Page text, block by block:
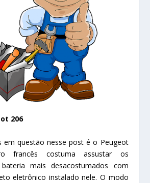
206
em questão nesse post é o Peugeot
francês costuma assustar os
mais desacostumados com
eletrônico instalado nele. O modo